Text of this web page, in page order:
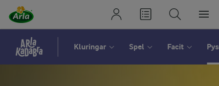
Kluringar Spel Facit